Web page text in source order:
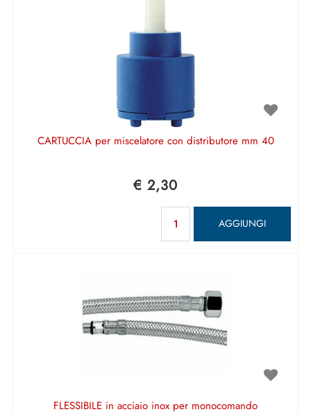
CARTUCCIA per miscelatore con distributore mm 40
€ 2,30
AGGIUNGI
FLESSIBILE in acciaio inox per monocomando